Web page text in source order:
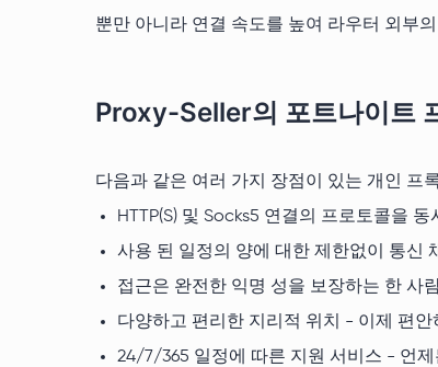
뿐만 아니라 연결 속도를 높여 라우터 외부
Proxy-Seller의 포트나이트
다음과 같은 여러 가지 장점이 있는 개인 프
HTTP(S) 및 Socks5 연결의 프로토콜을
사용 된 일정의 양에 대한 제한없이 통신
접근은 완전한 익명 성을 보장하는 한 사
다양하고 편리한 지리적 위치 - 이제 편
24/7/365 일정에 따른 지원 서비스 - 언